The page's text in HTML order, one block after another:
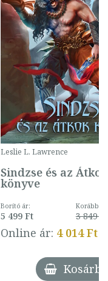
Leslie L. Lawrence
Sindzse és az Átkok
könyve
Borító ár:
5 499 Ft
Korábbi
3 849 Ft
Online ár: 4 014 Ft
Kosárba